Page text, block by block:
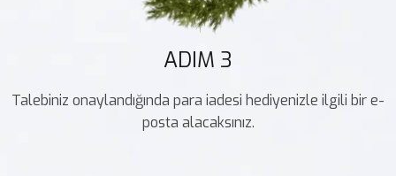
ADIM 3
Talebiniz onaylandığında para iadesi hediyenizle ilgili bir e-
posta alacaksınız.